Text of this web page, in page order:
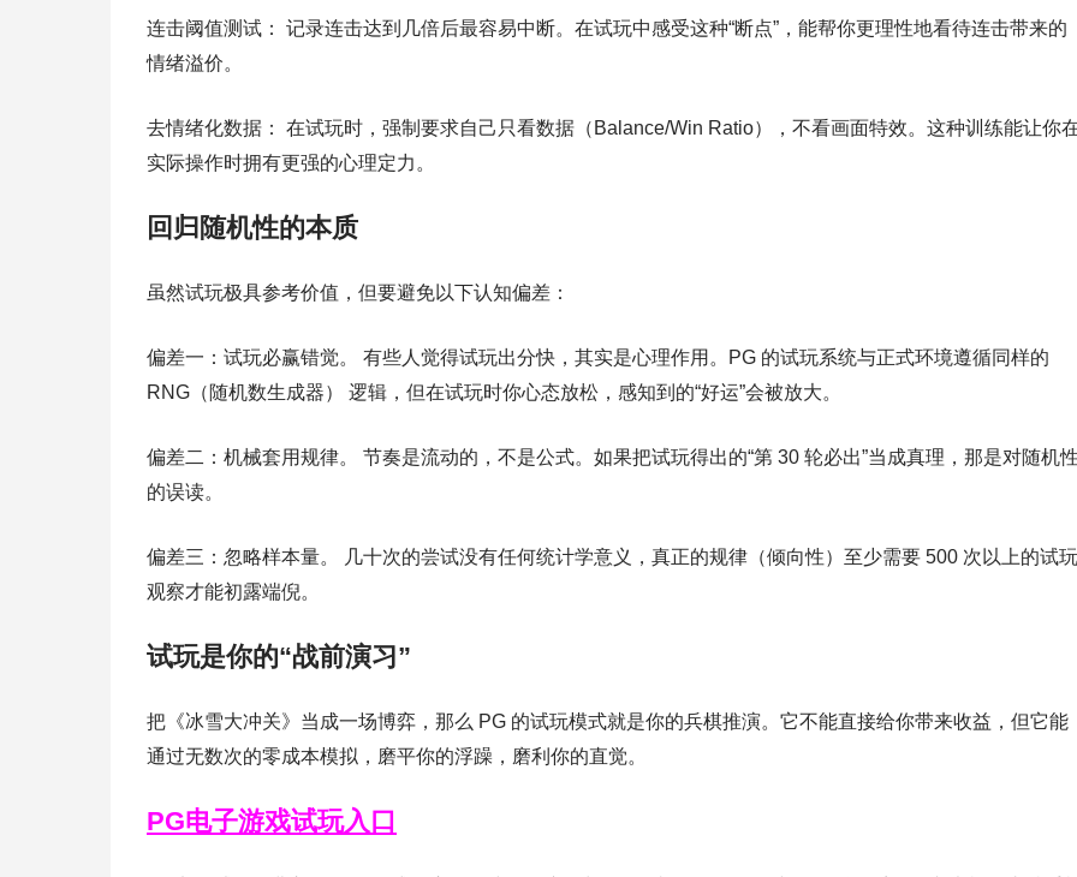
连击阈值测试： 记录连击达到几倍后最容易中断。在试玩中感受这种“断点”，能帮你更理性地看待连击带来的
情绪溢价。
去情绪化数据： 在试玩时，强制要求自己只看数据（Balance/Win Ratio），不看画面特效。这种训练能让你
实际操作时拥有更强的心理定力。
回归随机性的本质
虽然试玩极具参考价值，但要避免以下认知偏差：
偏差一：试玩必赢错觉。 有些人觉得试玩出分快，其实是心理作用。PG 的试玩系统与正式环境遵循同样的
RNG（随机数生成器） 逻辑，但在试玩时你心态放松，感知到的“好运”会被放大。
偏差二：机械套用规律。 节奏是流动的，不是公式。如果把试玩得出的“第 30 轮必出”当成真理，那是对随机
的误读。
偏差三：忽略样本量。 几十次的尝试没有任何统计学意义，真正的规律（倾向性）至少需要 500 次以上的试玩
观察才能初露端倪。
试玩是你的“战前演习”
把《冰雪大冲关》当成一场博弈，那么 PG 的试玩模式就是你的兵棋推演。它不能直接给你带来收益，但它能
通过无数次的零成本模拟，磨平你的浮躁，磨利你的直觉。
PG电子游戏试玩入口